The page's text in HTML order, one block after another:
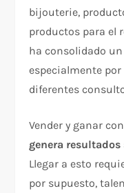
bijouterie,
productos para el
ha consolidado
especialmente
diferentes
Vender y ganar
genera
Llegar a esto
por supuesto,